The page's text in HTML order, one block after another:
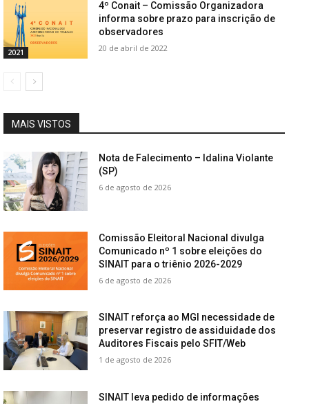
2021
4º Conait – Comissão Organizadora
informa sobre prazo para inscrição de
observadores
20 de abril de 2022
MAIS VISTOS
Nota de Falecimento – Idalina Violante
(SP)
6 de agosto de 2026
Comissão Eleitoral Nacional divulga
Comunicado nº 1 sobre eleições do
SINAIT para o triênio 2026-2029
6 de agosto de 2026
SINAIT reforça ao MGI necessidade de
preservar registro de assiduidade dos
Auditores Fiscais pelo SFIT/Web
1 de agosto de 2026
SINAIT leva pedido de informações